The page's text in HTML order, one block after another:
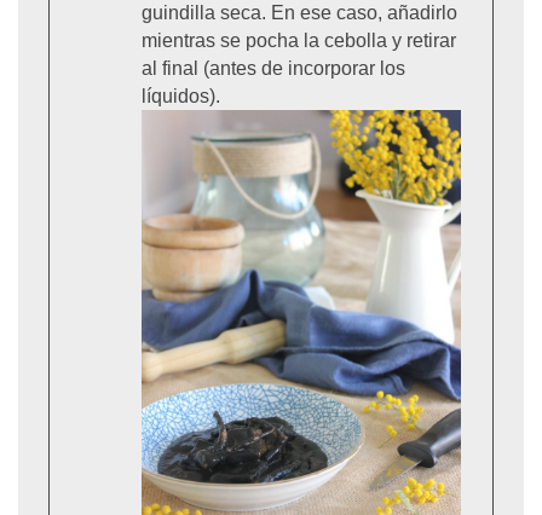
guindilla seca. En ese caso, añadirlo
mientras se pocha la cebolla y retirar
al final (antes de incorporar los
líquidos).